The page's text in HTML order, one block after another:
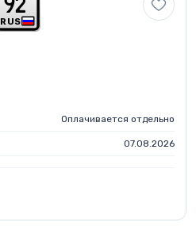
RUS
92
Оплачивается отдельно
07.08.2026